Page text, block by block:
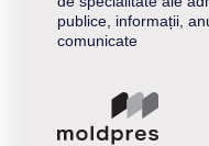
publice, informații,
comunicate